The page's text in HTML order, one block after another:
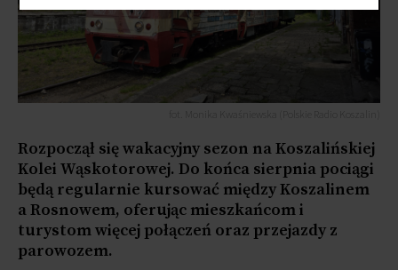
Rozpoczął się wakacyjny sezon na Koszalińskiej
Kolei Wąskotorowej. Do końca sierpnia pociągi
będą regularnie kursować między Koszalinem
a Rosnowem, oferując mieszkańcom i
turystom więcej połączeń oraz przejazdy z
parowozem.